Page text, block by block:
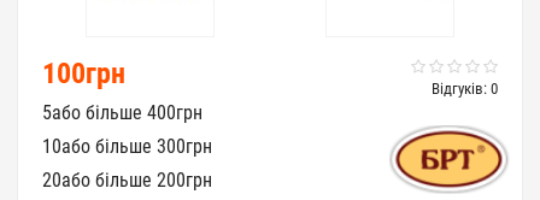
Відгуків: 0
100грн
5або більше 400грн
10або більше 300грн
20або більше 200грн